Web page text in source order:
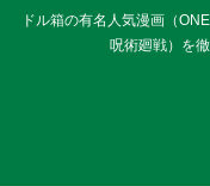
ドル箱の有名人気漫画（
呪術廻戦）を